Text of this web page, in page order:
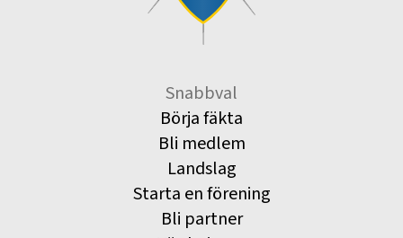
Snabbval
Börja fäkta
Bli medlem
Landslag
Starta en förening
Bli partner